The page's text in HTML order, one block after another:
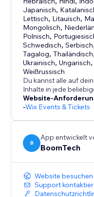
Japanisch,
Lettisch, Litauisch,
Mongolisch,
Polnisch,
Schwedisch,Serbisch
Tagalog,Thailändisch
Ukrainisch,Ungarisch
Weißrussisch
Du kannst alle auf
Inhalte in jede
Website-
-Wix Events & Tickets
B
App entwickelt
BoomTech
Website besuchen
Support